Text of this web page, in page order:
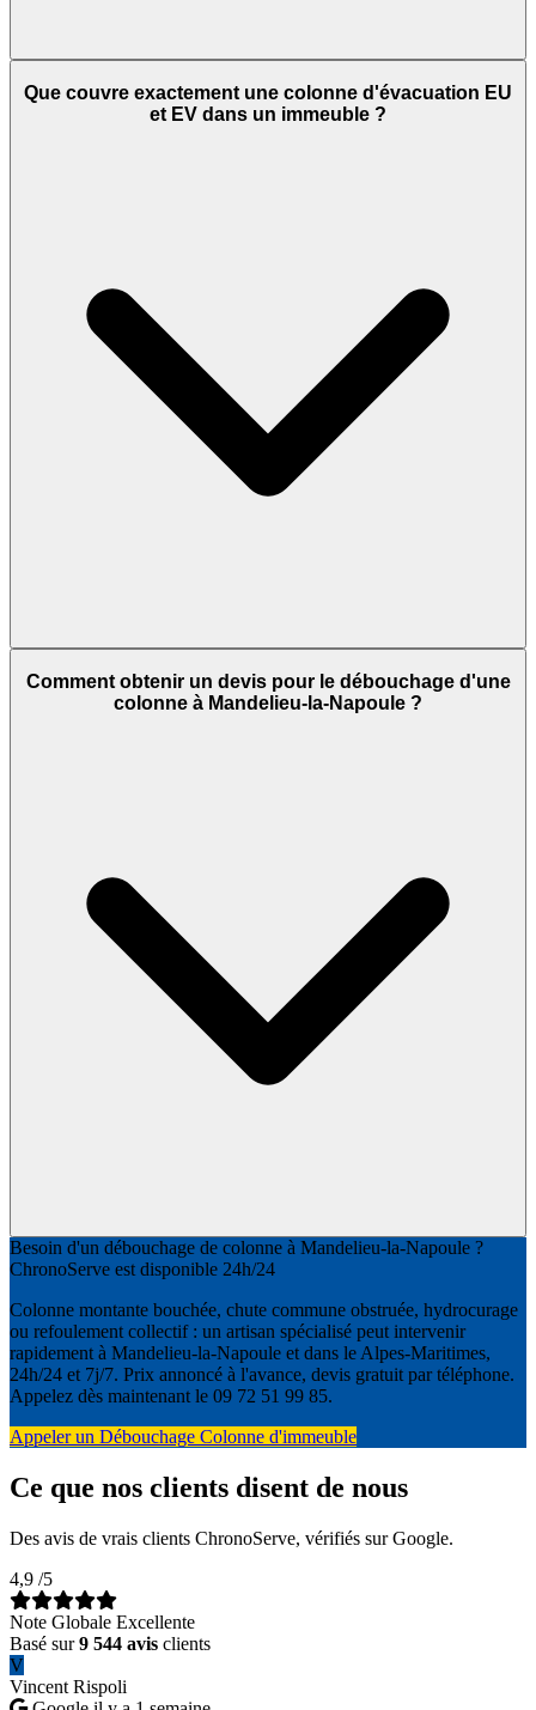
Que couvre exactement une colonne d'évacuation EU
et EV dans un immeuble ?
Comment obtenir un devis pour le débouchage d'une
colonne à Mandelieu-la-Napoule ?
Besoin d'un débouchage de colonne à Mandelieu-la-Napoule ?
ChronoServe est disponible 24h/24
Colonne montante bouchée, chute commune obstruée, hydrocurage
ou refoulement collectif : un artisan spécialisé peut intervenir
rapidement à Mandelieu-la-Napoule et dans le Alpes-Maritimes,
24h/24 et 7j/7. Prix annoncé à l'avance, devis gratuit par téléphone.
Appelez dès maintenant le 09 72 51 99 85.
Appeler un Débouchage Colonne d'immeuble
Ce que nos clients disent de nous
Des avis de vrais clients ChronoServe, vérifiés sur Google.
4,9 /5
Note Globale Excellente
Basé sur9 544 avis clients
V
Vincent Rispoli